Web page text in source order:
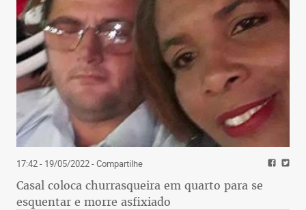
17:42 - 19/05/2022- Compartilhe
Casal coloca churrasqueira em quarto para se
esquentar e morre asfixiado